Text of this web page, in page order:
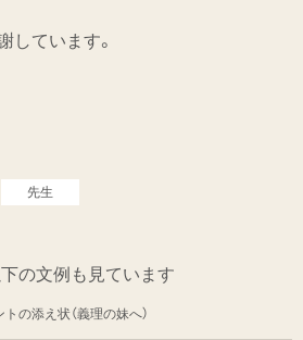
しています。
先生
の文例も見ています
の添え状（義理の妹へ）